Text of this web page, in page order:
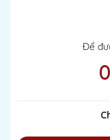
Để